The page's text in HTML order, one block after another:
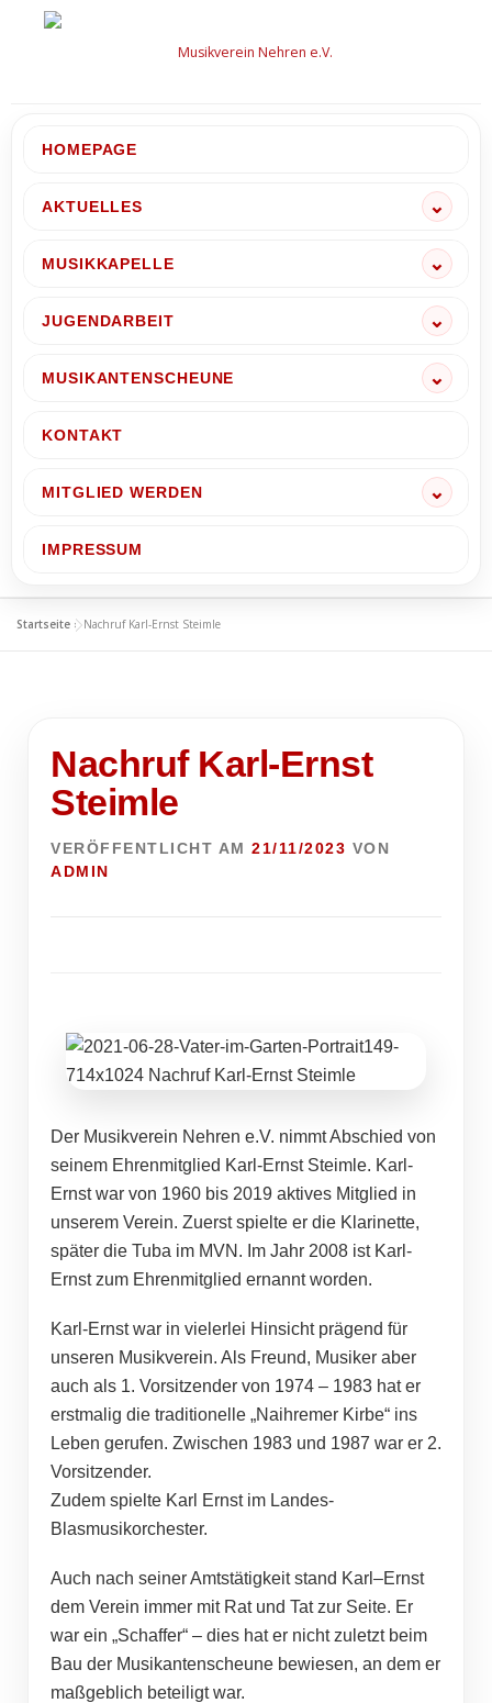
HOMEPAGE
AKTUELLES
MUSIKKAPELLE
JUGENDARBEIT
MUSIKANTENSCHEUNE
KONTAKT
MITGLIED WERDEN
IMPRESSUM
Startseite »Nachruf Karl-Ernst Steimle
Nachruf Karl-Ernst
Steimle
VERÖFFENTLICHT AM 21/11/2023 VON
ADMIN
Der Musikverein Nehren e.V. nimmt Abschied von
seinem Ehrenmitglied Karl-Ernst Steimle. Karl-
Ernst war von 1960 bis 2019 aktives Mitglied in
unserem Verein. Zuerst spielte er die Klarinette,
später die Tuba im MVN. Im Jahr 2008 ist Karl-
Ernst zum Ehrenmitglied ernannt worden.
Karl-Ernst war in vielerlei Hinsicht prägend für
unseren Musikverein. Als Freund, Musiker aber
auch als 1. Vorsitzender von 1974 – 1983 hat er
erstmalig die traditionelle „Naihremer Kirbe“ ins
Leben gerufen. Zwischen 1983 und 1987 war er 2.
Vorsitzender.
Zudem spielte Karl Ernst im Landes-
Blasmusikorchester.
Auch nach seiner Amtstätigkeit stand Karl–Ernst
dem Verein immer mit Rat und Tat zur Seite. Er
war ein „Schaffer“ – dies hat er nicht zuletzt beim
Bau der Musikantenscheune bewiesen, an dem er
maßgeblich beteiligt war.